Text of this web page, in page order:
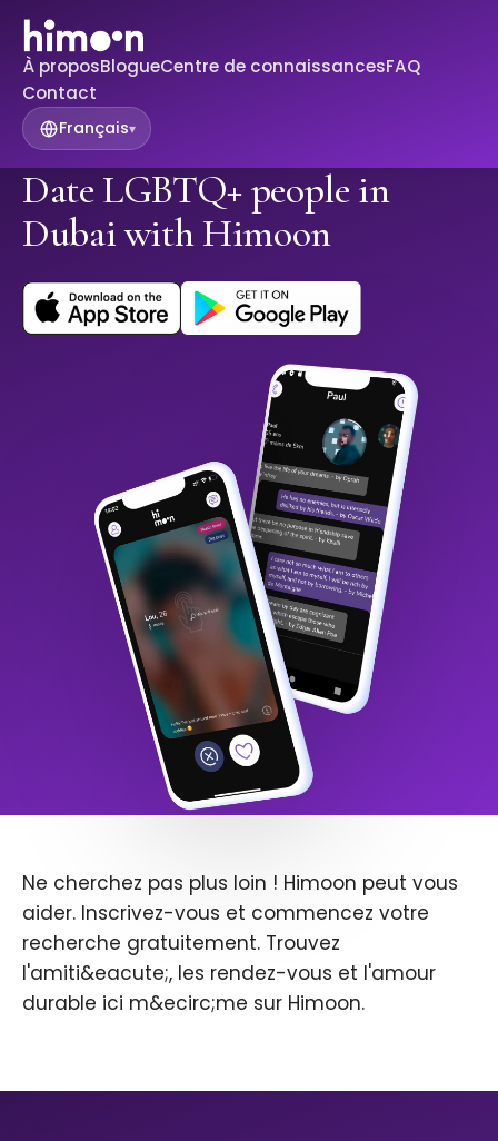
À proposBlogueCentre de connaissancesFAQ
Contact
Français▾
Date LGBTQ+ people in
Dubai with Himoon
Ne cherchez pas plus loin ! Himoon peut vous
aider. Inscrivez-vous et commencez votre
recherche gratuitement. Trouvez
l'amiti&eacute;, les rendez-vous et l'amour
durable ici m&ecirc;me sur Himoon.